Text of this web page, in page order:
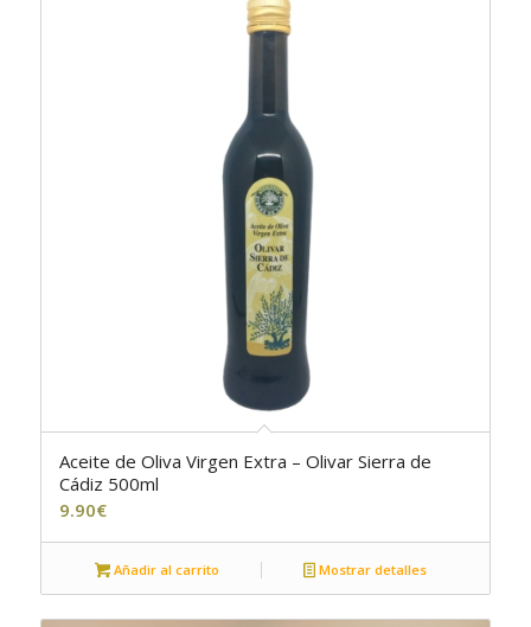
Aceite de Oliva Virgen Extra – Olivar Sierra de
Cádiz 500ml
9.90€
Añadir al carrito Mostrar detalles